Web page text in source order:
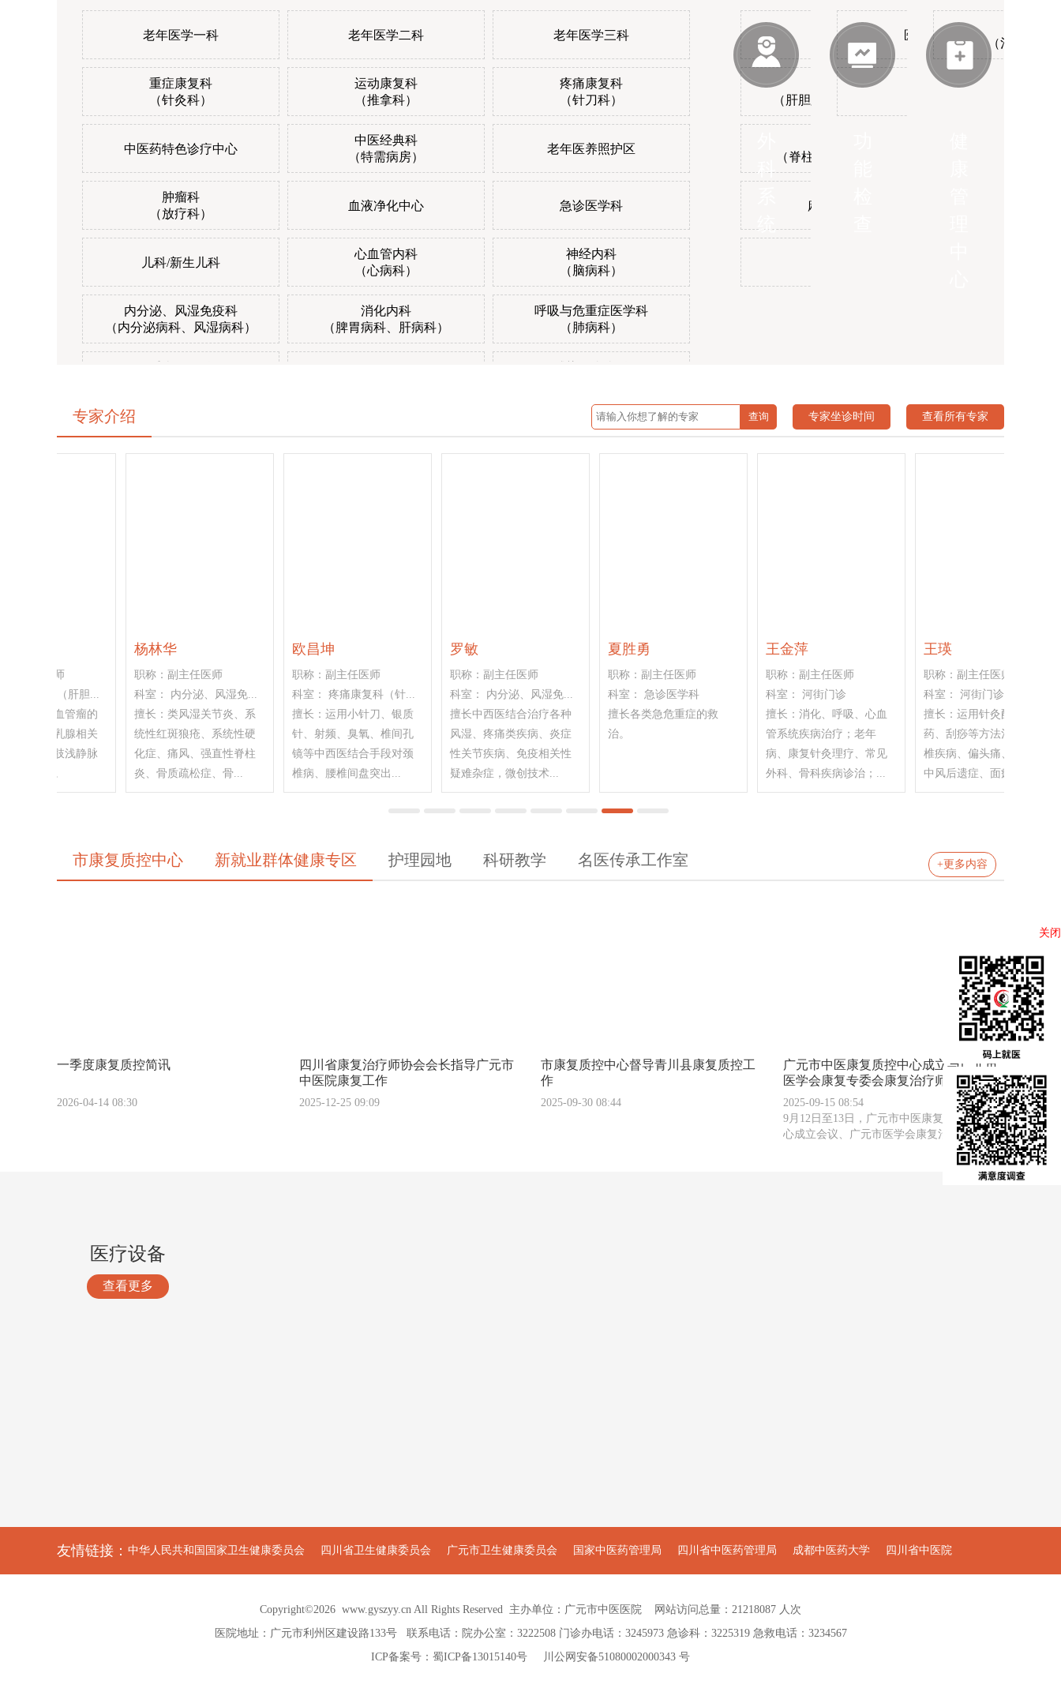
老年医学一科 老年医学二科 老年医学三科
重症康复科
（针灸科）
运动康复科
（推拿科）
疼痛康复科
（针刀科）
中医药特色诊疗中心
中医经典科
（特需病房）
老年医养照护区
肿瘤科
（放疗科）
血液净化中心 急诊医学科
儿科/新生儿科
心血管内科
（心病科）
神经内科
（脑病科）
内分泌、风湿免疫科
（内分泌病科、风湿病科）
消化内科
（脾胃病科、肝病科）
呼吸与危重症医学科
（肺病科）
肾病及血液内科
科
统
肛肠科
普外一科
（肝胆胰脾/甲乳/烧伤）
（脊柱、上肢、手外）
麻醉手术科
医学检验科
病理科
（治未病中
专家介绍 查看所有专家
专家坐诊时间
危重症的救
王金萍
职称：副主任医师
科室： 河街门诊
擅长：消化、呼吸、心血
管系统疾病治疗；老年
病、康复针灸理疗、常见
外科、骨科疾病诊治；...
职称：副主任医师
科室： 河街门诊
擅长：运用针灸配合中
药、刮痧等方法治疗颈腰
椎疾病、偏头痛、失眠、
中风后遗症、面瘫等急...
职称：副主任医师
科室： 骨三科（骨关节...
擅长：肩、髋、膝关节置
换、单髁置换，畸形矫
正,；关节镜下微创治疗
肩、肘、腕、髋、膝、...
职称：副主任医师
科室： 骨二科（骨盆、...
擅长：运用中西医结合方
法处理骨伤科各种复杂问
韩文才
职称：副主任医师
科室： 骨二科（骨盆、...
擅长：运用中西医结合方
法处理骨科各种复杂问
题；骨盆骨折、髋臼骨
折、老年髋部骨折、复杂...
康道家
职称：副主任医师
科室： 骨二科（骨盆、...
擅长：运用中西医结合治
疗骨科创伤性疾病；骨盆
髋臼骨折、老年髋部骨
折、假体周围骨折、关...
市康复质控中心 新就业群体健康专区 护理园地 科研教学 名医传承工作室 +更多内容
一季度康复质控简讯
2026-04-14 08:30
四川省康复治疗师协会会长指导广元市
中医院康复工作
2025-12-25 09:09
市康复质控中心督导青川县康复质控工
作
2025-09-30 08:44
广元市中医康复质控中心成立与广元市
医学会康复专委会康复治疗师...
2025-09-15 08:54
9月12日至13日，广元市中医康复质量控制中
心成立会议、广元市医学会康复治疗师学...
医疗设备
查看更多
友情链接： 中华人民共和国国家卫生健康委员会 四川省卫生健康委员会 广元市卫生健康委员会 国家中医药管理局 四川省中医药管理局 成都中医药大学 四川省中医院
Copyright©2026 www.gyszyy.cn All Rights Reserved 主办单位：广元市中医医院 网站访问总量：21218087 人次
医院地址：广元市利州区建设路133号 联系电话：院办公室：3222508 门诊办电话：3245973 急诊科：3225319 急救电话：3234567
ICP备案号： 蜀ICP备13015140号 川公网安备51080002000343 号
关闭